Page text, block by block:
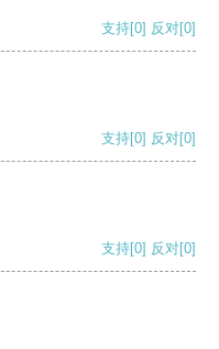
支持[0] 反对[0]
支持[0] 反对[0]
支持[0] 反对[0]